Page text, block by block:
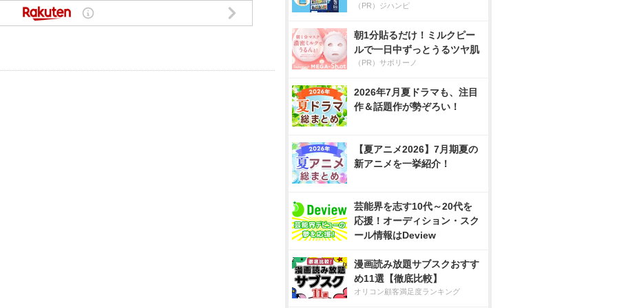
（PR）ジハンピ
朝1分貼るだけ！ミルクピー
ルで一日中ずっとうるツヤ肌
（PR）サボリーノ
2026年7月夏ドラマも、注目
作＆話題作が勢ぞろい！
【夏アニメ2026】7月期夏の
新アニメを一挙紹介！
芸能界を志す10代～20代を
応援！オーディション・スク
ール情報はDeview
漫画読み放題サブスクおすす
め11選【徹底比較】
オリコン顧客満足度ランキング